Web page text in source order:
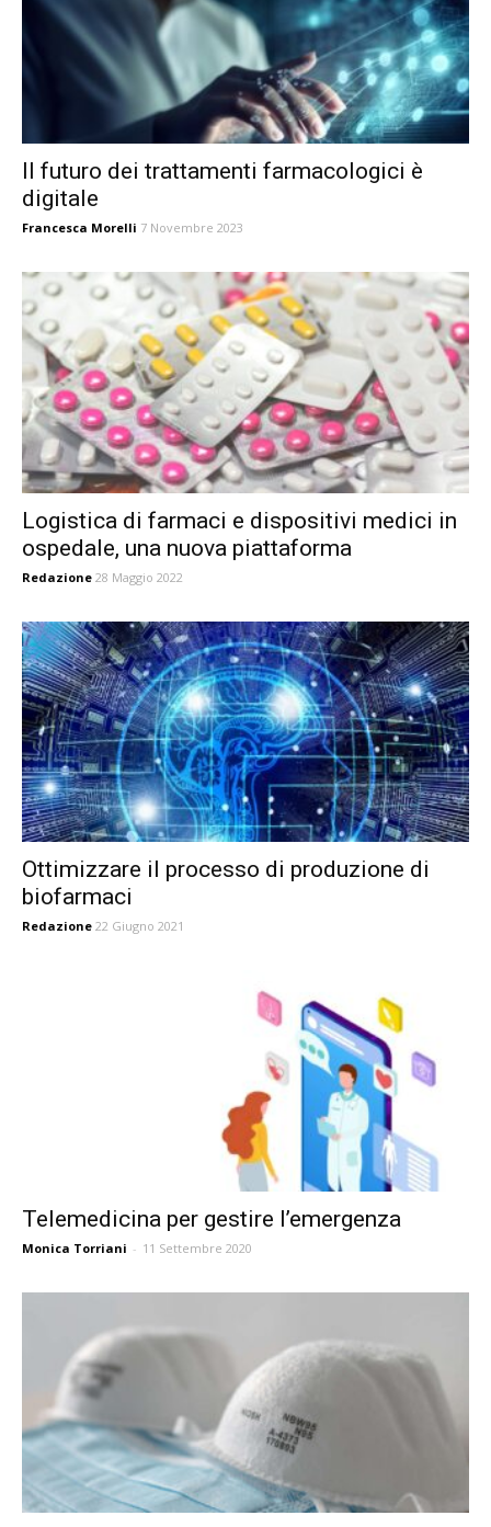
Il futuro dei trattamenti farmacologici è
digitale
Francesca Morelli 7 Novembre 2023
Logistica di farmaci e dispositivi medici in
ospedale, una nuova piattaforma
Redazione 28 Maggio 2022
Ottimizzare il processo di produzione di
biofarmaci
Redazione 22 Giugno 2021
Telemedicina per gestire l’emergenza
Monica Torriani - 11 Settembre 2020